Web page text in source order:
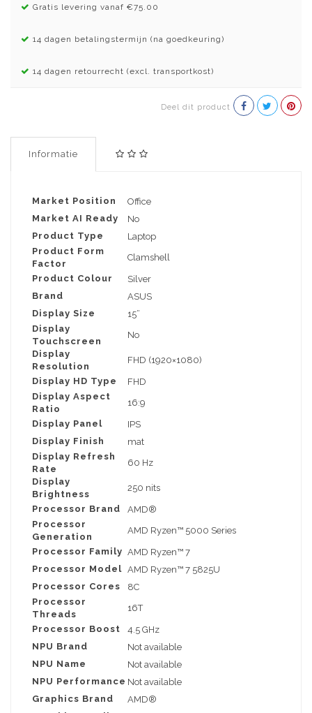
Gratis levering vanaf €75.00
14 dagen betalingstermijn (na goedkeuring)
14 dagen retourrecht (excl. transportkost)
Deel dit product
Informatie
Market Position
Office
Market AI Ready
No
Product Type
Laptop
Product Form
Factor
Clamshell
Product Colour
Silver
Brand
ASUS
Display Size
15”
Display
Touchscreen
No
Display
Resolution
FHD (1920×1080)
Display HD Type
FHD
Display Aspect
Ratio
16:9
Display Panel
IPS
Display Finish
mat
Display Refresh
Rate
60 Hz
Display
Brightness
250 nits
Processor Brand
AMD®
Processor
Generation
AMD Ryzen™ 5000 Series
Processor Family AMD Ryzen™ 7
Processor Model AMD Ryzen™ 7 5825U
Processor Cores
8C
Processor
Threads
16T
Processor Boost
4.5 GHz
NPU Brand
Not available
NPU Name
Not available
NPU Performance Not available
Graphics Brand
AMD®